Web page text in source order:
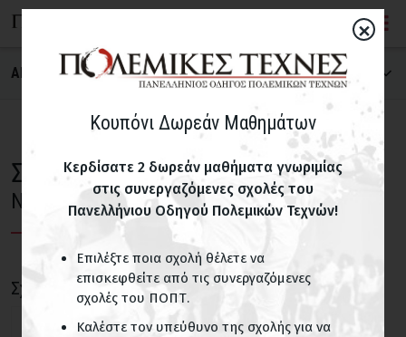
ΑΝΑΖΗΤΗΣΗ ΣΧΟΛΗΣ
ΝΟΜΟΣ
ΠΑΙΔΙΚΑ ΤΜΗΜΑΤΑ
Σχολές με παιδικά τμήματα
Σχολές Κιούντο
Νέο Ψυχικό Αττικής
Σχολές Κιούντο σε περιοχές του Ν. Αττικής
Νέο Ψυχικό
×
Κουπόνι Δωρεάν Μαθημάτων
Κερδίσατε 2 δωρεάν μαθήματα γνωριμίας
στις συνεργαζόμενες σχολές του
Πανελλήνιου Οδηγού Πολεμικών Τεχνών!
Επιλέξτε ποια σχολή θέλετε να
επισκεφθείτε από τις συνεργαζόμενες
σχολές του ΠΟΠΤ.
Καλέστε τον υπεύθυνο της σχολής για να